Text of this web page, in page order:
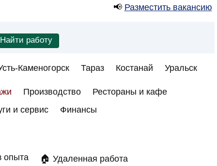
📢 Разместить вакансию
Каменогорск Тараз Костанай Уральск
Производство
Рестораны и кафе
и сервис Финансы
опыта 🏠 Удаленная работа